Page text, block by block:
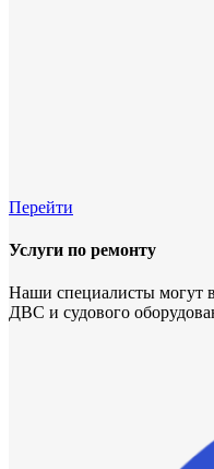
Перейти
Услуги по ремонту
Наши специалисты могут
ДВС и судового